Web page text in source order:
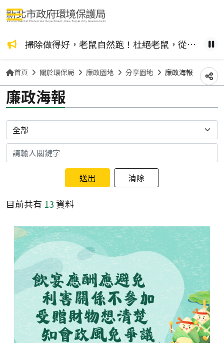
掃除做得好，老鼠自然跑！杜絕老鼠，從居家清潔做起~ 暫
選單按鈕
首頁 關於環保局 廉政園地 分享園地 廉政海報
分
廉政海報
分類
關鍵字
目前共有 13資料